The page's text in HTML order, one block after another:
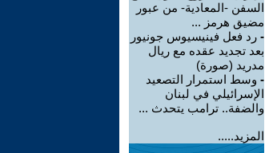
السفن -المعادية- من عبور
مضيق هرمز ...
- رد فعل فينيسيوس جونيور
بعد تجديد عقده مع ريال
مدريد (صورة)
- وسط استمرار التصعيد
الإسرائيلي في لبنان
والضفة.. ترامب يتحدث ...
المزيد.....